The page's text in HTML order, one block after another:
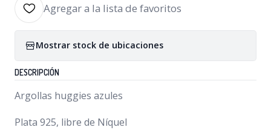
Agregar a la lista de favoritos
Mostrar stock de ubicaciones
DESCRIPCIÓN
Argollas huggies azules
Plata 925, libre de Níquel